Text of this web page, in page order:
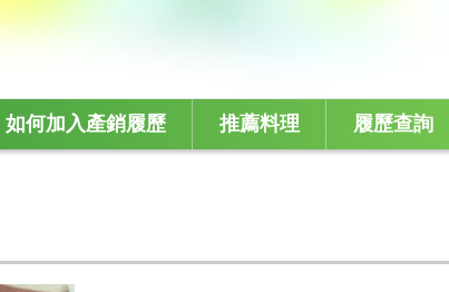
如何加入產銷履歷 推薦料理 履歷查詢